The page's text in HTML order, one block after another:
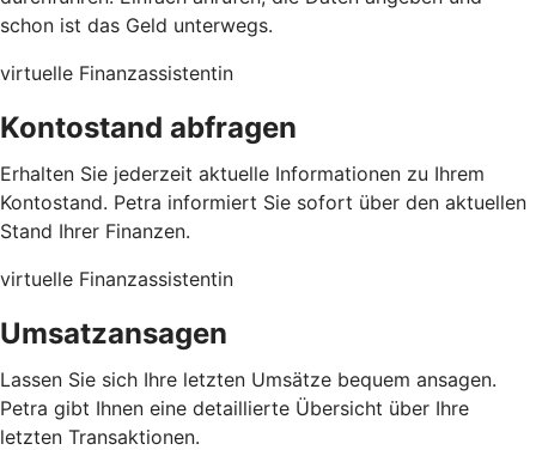
schon ist das Geld unterwegs.
virtuelle Finanzassistentin
Kontostand abfragen
Erhalten Sie jederzeit aktuelle Informationen zu Ihrem
Kontostand. Petra informiert Sie sofort über den aktuellen
Stand Ihrer Finanzen.
virtuelle Finanzassistentin
Umsatzansagen
Lassen Sie sich Ihre letzten Umsätze bequem ansagen.
Petra gibt Ihnen eine detaillierte Übersicht über Ihre
letzten Transaktionen.